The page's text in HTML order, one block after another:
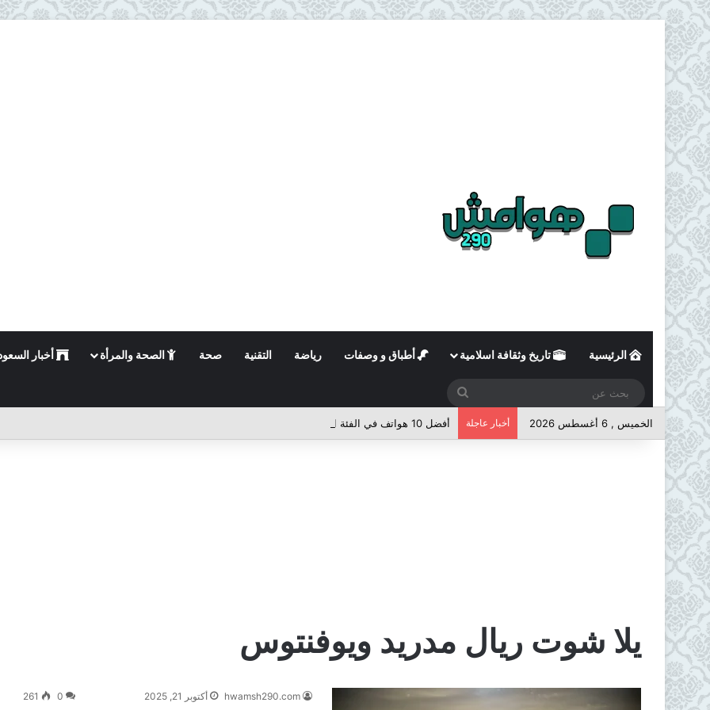
الرئيسية تاريخ وثقافة اسلامية أطباق و وصفات رياضة التقنية صحة الصحة والمرأة أخبار
عن
الخميس , 6 أغسطس 2026 أخبار عاجلة أفضل 10 هواتف في الفئة المتوسطة لعام 2026
يلا شوت ريال مدريد ويوفنتوس
hwamsh290.com أكتوبر 21, 2025 0
261